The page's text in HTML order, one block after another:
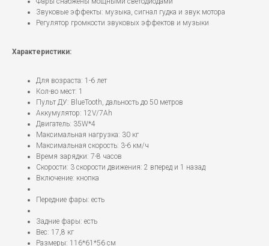
Звуковые эффекты: музыка, сигнал гудка и звук мотора
Регулятор громкости звуковых эффектов и музыки
Характеристики:
Для возраста: 1-6 лет
Кол-во мест: 1
Пульт ДУ: BlueTooth, дальность до 50 метров
Аккумулятор: 12V/7Ah
Двигатель: 35W*4
Максимальная нагрузка: 30 кг
Максимальная скорость: 3-6 км/ч
Время зарядки: 7-8 часов
Скорости: 3 скорости движения: 2 вперед и 1 назад
Включение: кнопка
Передние фары: есть
Задние фары: есть
Вес: 17,8 кг
Размеры: 116*61*56 см